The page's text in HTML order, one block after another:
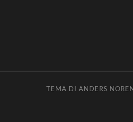
TEMA DI ANDERS